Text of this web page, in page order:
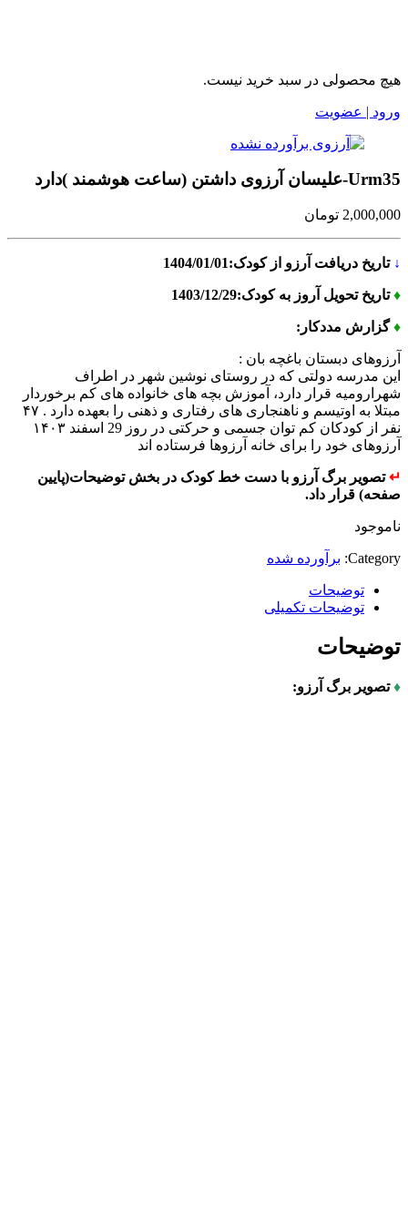
هیچ محصولی در سبد خرید نیست.
ورود | عضویت
Urm35-علیسان آرزوی داشتن (ساعت هوشمند )دارد
2,000,000 تومان
↓ تاریخ دریافت آرزو از کودک:1404/01/01
♦تاریخ تحویل آروز به کودک:1403/12/29
♦گزارش مددکار:
آرزوهای دبستان باغچه بان :
این مدرسه دولتی که در روستای نوشین شهر در اطراف
شهرارومیه قرار دارد، آموزش بچه های خانواده های کم برخوردار
مبتلا به اوتیسم و ناهنجاری های رفتاری و ذهنی را بعهده دارد . ۴۷
نفر از کودکان کم توان جسمی و حرکتی در روز 29 اسفند ۱۴۰۳
آرزوهای خود را برای خانه آرزوها فرستاده اند
↵تصویر برگ آرزو با دست خط کودک در بخش توضیحات(پایین
صفحه) قرار داد.
ناموجود
Category: برآورده شده
توضیحات
توضیحات تکمیلی
توضیحات
♦تصویر برگ آرزو: